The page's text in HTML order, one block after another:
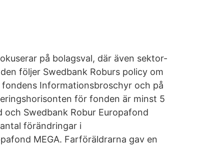
på bolagsval, där även sektor-
följer Swedbank Roburs policy om
Informationsbroschyr och på
för fonden är minst 5
och Swedbank Robur Europafond
förändringar i
MEGA. Farföräldrarna gav en